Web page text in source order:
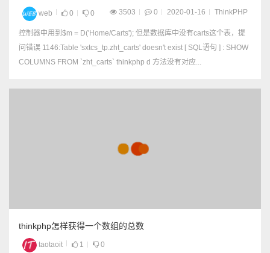
web 0 0 3503 0 2020-01-16 ThinkPHP
控制器中用到$m = D('Home/Carts'); 但是数据库中没有carts这个表，提
问错误 1146:Table 'sxtcs_tp.zht_carts' doesn't exist [ SQL语句 ] : SHOW
COLUMNS FROM `zht_carts` thinkphp d 方法没有对应...
thinkphp怎样获得一个数组的总数
taotaoit 1
0